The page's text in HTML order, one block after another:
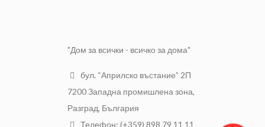
"Дом за всички - всичко за дома"
бул. “Априлско въстание” 2П
7200 Западна промишлена зона,
Разград, България
Телефон: (+359) 898 79 11 11